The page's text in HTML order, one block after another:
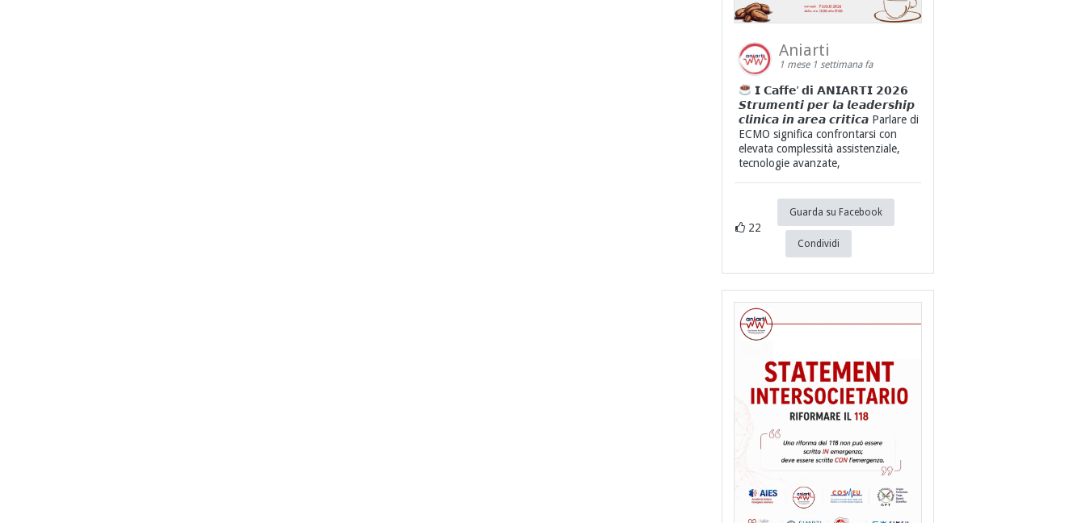
Aniarti
1 mese 1 settimana fa
𝗜 𝗖𝗮𝗳𝗳𝗲’ 𝗱𝗶 𝗔𝗡𝗜𝗔𝗥𝗧𝗜 𝟮𝟬𝟮𝟲
𝙎𝙩𝙧𝙪𝙢𝙚𝙣𝙩𝙞 𝙥𝙚𝙧 𝙡𝙖 𝙡𝙚𝙖𝙙𝙚𝙧𝙨𝙝𝙞𝙥
𝙘𝙡𝙞𝙣𝙞𝙘𝙖 𝙞𝙣 𝙖𝙧𝙚𝙖 𝙘𝙧𝙞𝙩𝙞𝙘𝙖 Parlare di
ECMO significa confrontarsi con
elevata complessità assistenziale,
tecnologie avanzate,
22
Guarda su Facebook
Condividi